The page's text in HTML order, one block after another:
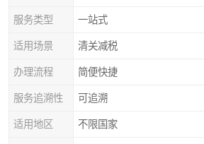
服务类型 一站式
适用场景 清关减税
办理流程 简便快捷
服务追溯性 可追溯
适用地区 不限国家